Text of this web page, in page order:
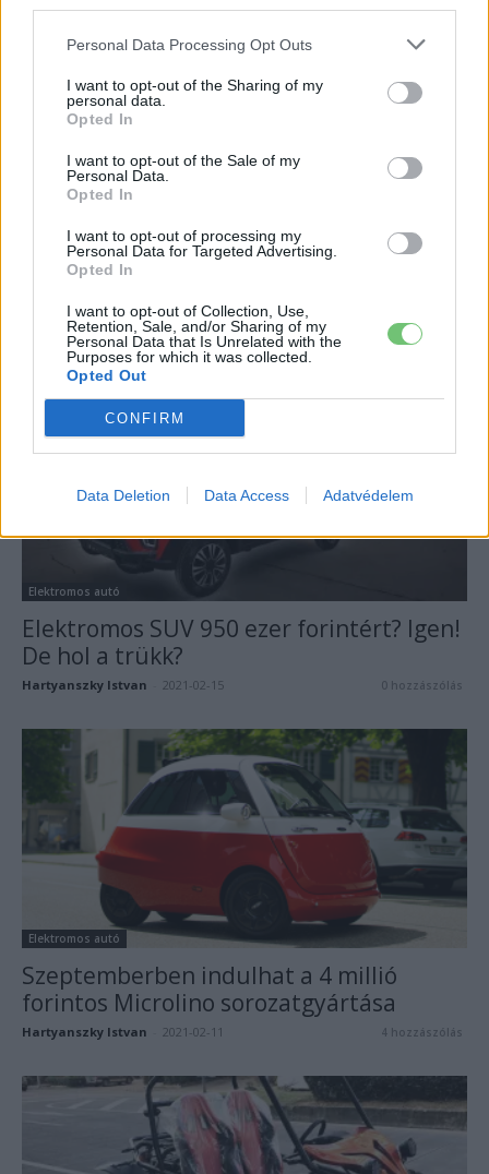
Personal Data Processing Opt Outs
I want to opt-out of the Sharing of my
personal data.
Opted In
I want to opt-out of the Sale of my
Personal Data.
Opted In
I want to opt-out of processing my
Personal Data for Targeted Advertising.
Opted In
I want to opt-out of Collection, Use,
Retention, Sale, and/or Sharing of my
Personal Data that Is Unrelated with the
Purposes for which it was collected.
Opted Out
CONFIRM
Data Deletion Data Access Adatvédelem
Elektromos autó
Elektromos tankhajó, hatalmas
akkumulátorral
Hartyanszky Istvan - 2021-02-17 1 hozzászólás
Elektromos autó
Elektromos SUV 950 ezer forintért? Igen!
De hol a trükk?
Hartyanszky Istvan 2021-02-15 0 hozzászólás
Elektromos autó
Szeptemberben indulhat a 4 millió
forintos Microlino sorozatgyártása
Hartyanszky Istvan 2021-02-11 4 hozzászólás